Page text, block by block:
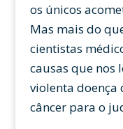
os únicos
Mas mais do
cientistas
causas que nos
violenta doença
câncer para o